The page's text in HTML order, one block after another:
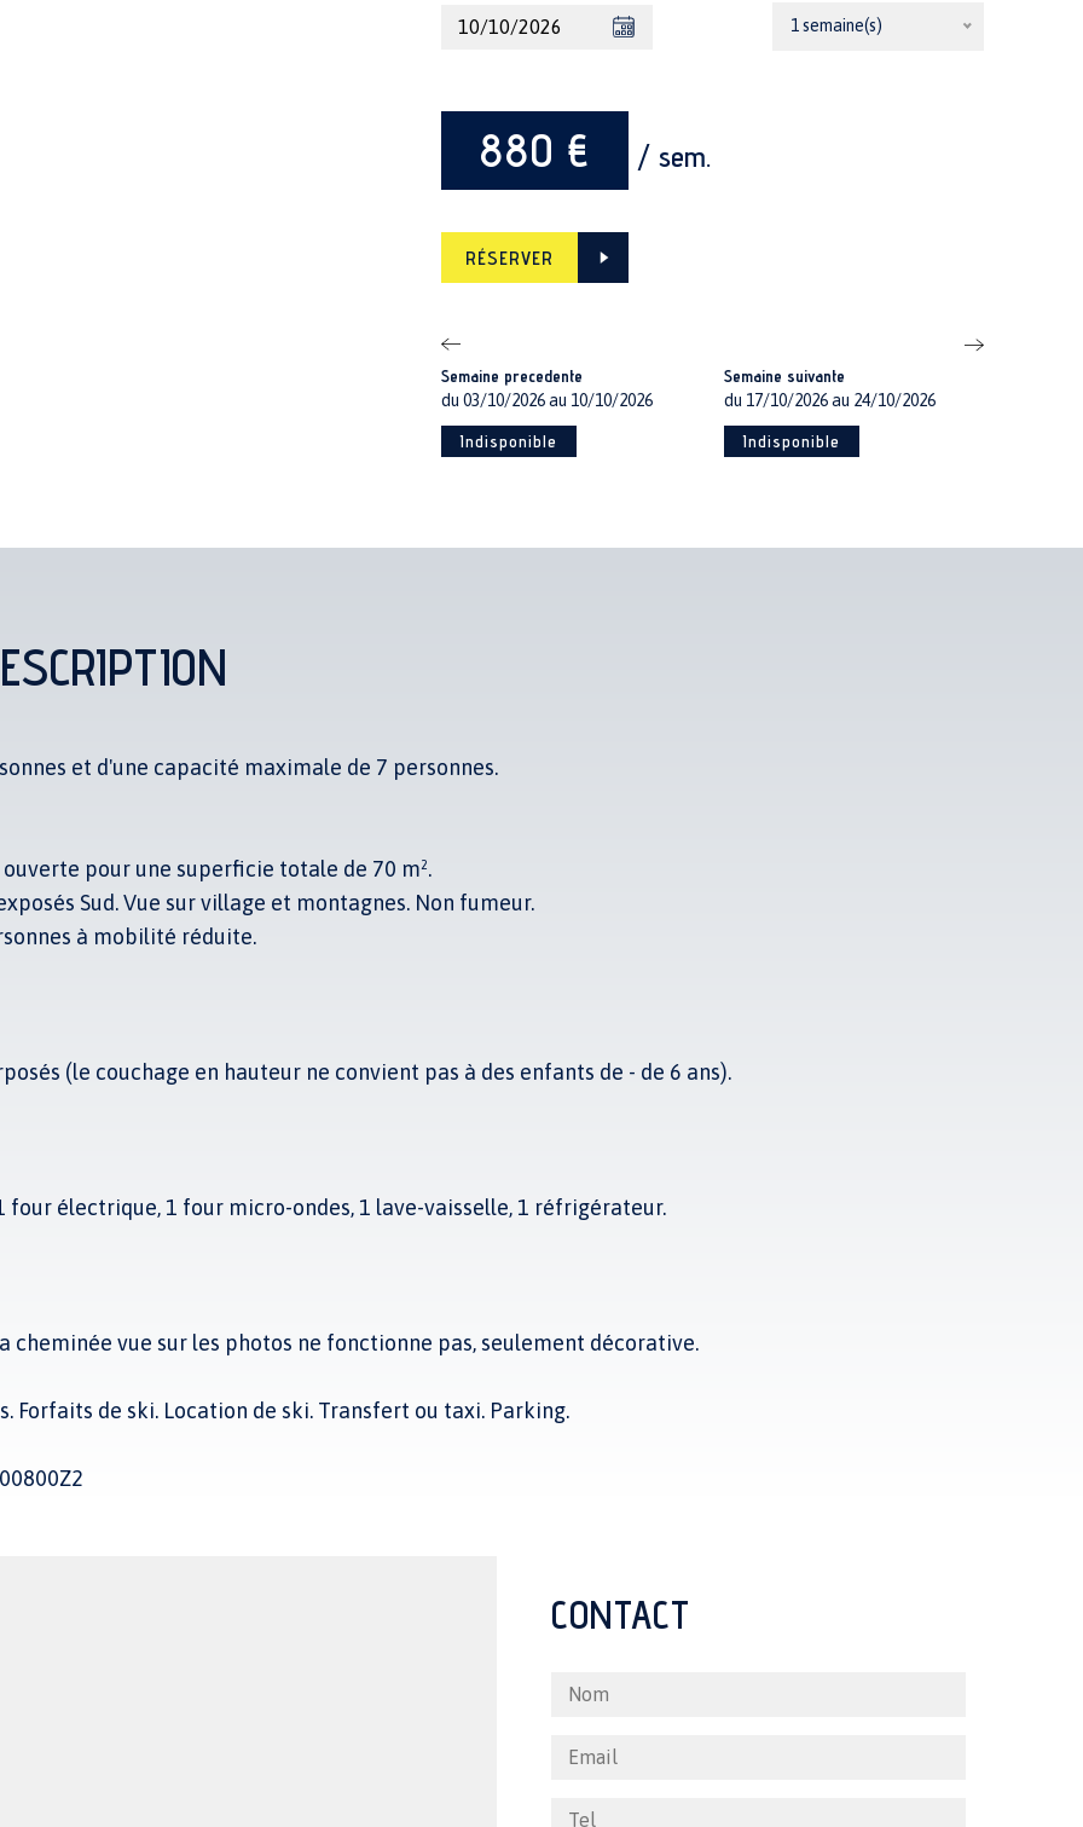
1 semaine(s)
880 € / sem.
RÉSERVER
Semaine precedente
du 03/10/2026 au 10/10/2026
Indisponible
Semaine suivante
du 17/10/2026 au 24/10/2026
Indisponible
et d'une capacité maximale de 7 personnes.
pour une superficie totale de 70 m².
Sud. Vue sur village et montagnes. Non fumeur.
à mobilité réduite.
(le couchage en hauteur ne convient pas à des enfants de - de 6 ans).
électrique, 1 four micro-ondes, 1 lave-vaisselle, 1 réfrigérateur.
cheminée vue sur les photos ne fonctionne pas, seulement décorative.
de ski. Location de ski. Transfert ou taxi. Parking.
CONTACT